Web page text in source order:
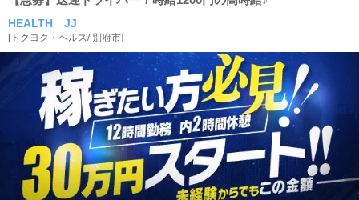
HEALTH JJ
[トクヨク・ヘルス/ 別府市]